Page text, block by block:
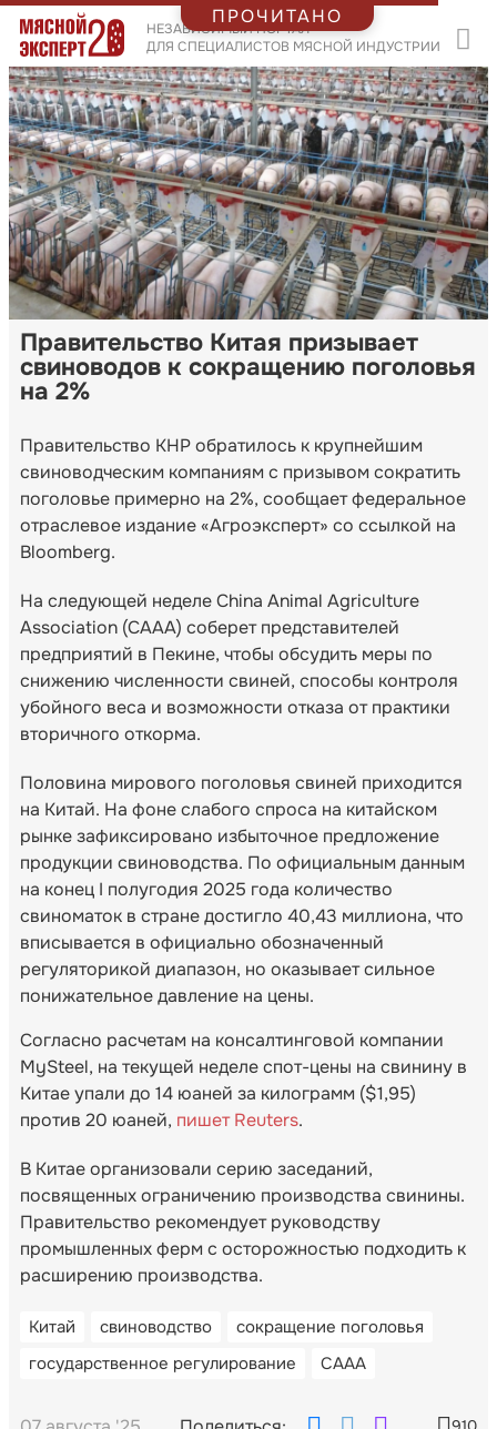
НЕЗАВИСИМЫЙ ПОРТАЛ
ДЛЯ СПЕЦИАЛИСТОВ МЯСНОЙ ИНДУСТРИИ
Правительство Китая призывает
свиноводов к сокращению поголовья
на 2%
Правительство КНР обратилось к крупнейшим
свиноводческим компаниям с призывом сократить
поголовье примерно на 2%, сообщает федеральное
отраслевое издание «Агроэксперт» со ссылкой на
Bloomberg.
На следующей неделе China Animal Agriculture
Association (CAAA) соберет представителей
предприятий в Пекине, чтобы обсудить меры по
снижению численности свиней, способы контроля
убойного веса и возможности отказа от практики
вторичного откорма.
Половина мирового поголовья свиней приходится
на Китай. На фоне слабого спроса на китайском
рынке зафиксировано избыточное предложение
продукции свиноводства. По официальным данным
на конец I полугодия 2025 года количество
свиноматок в стране достигло 40,43 миллиона, что
вписывается в официально обозначенный
регуляторикой диапазон, но оказывает сильное
понижательное давление на цены.
Согласно расчетам на консалтинговой компании
MySteel, на текущей неделе спот-цены на свинину в
Китае упали до 14 юаней за килограмм ($1,95)
против 20 юаней, пишет Reuters.
В Китае организовали серию заседаний,
посвященных ограничению производства свинины.
Правительство рекомендует руководству
промышленных ферм с осторожностью подходить к
расширению производства.
Китай свиноводство
сокращение поголовья
государственное регулирование
CAAA
ПРОЧИТАНО